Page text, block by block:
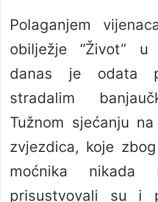
Polaganjem
obilježje “Život”
danas je odata
stradalim
Tužnom sjećanju
zvjezdica, koje
moćnika nikada
prisustvovali su i